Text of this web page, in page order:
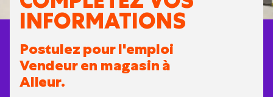
INFORMATIONS
Postulez pour l'emploi
Vendeur en magasin à
Alleur.